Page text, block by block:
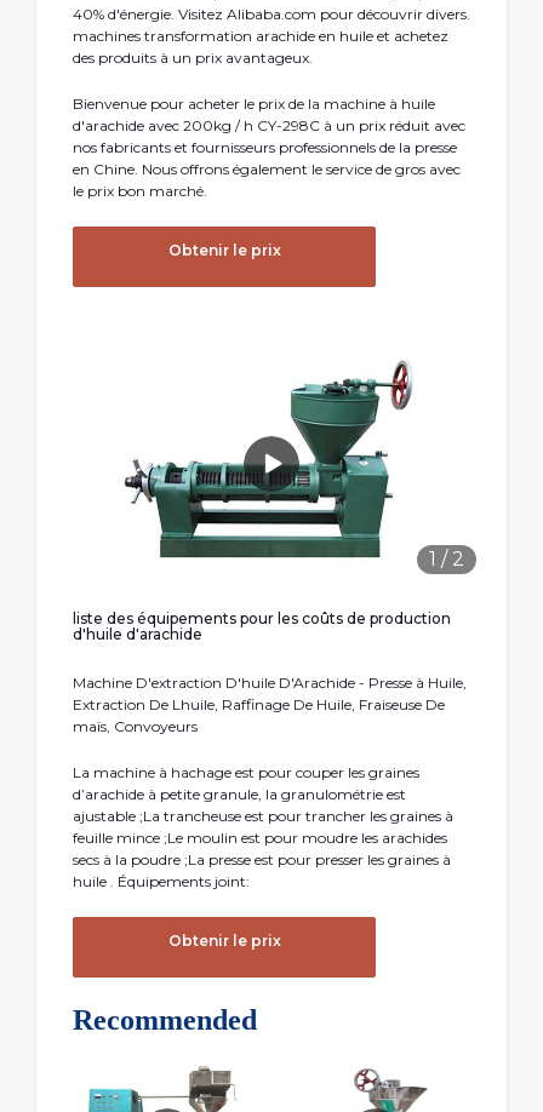
40% d'énergie. Visitez Alibaba.com pour découvrir divers.
machines transformation arachide en huile et achetez
des produits à un prix avantageux.
Bienvenue pour acheter le prix de la machine à huile
d'arachide avec 200kg / h CY-298C à un prix réduit avec
nos fabricants et fournisseurs professionnels de la presse
en Chine. Nous offrons également le service de gros avec
le prix bon marché.
Obtenir le prix
1 / 2
liste des équipements pour les coûts de production
d'huile d'arachide
Machine D'extraction D'huile D'Arachide - Presse à Huile,
Extraction De Lhuile, Raffinage De Huile, Fraiseuse De
maïs, Convoyeurs
La machine à hachage est pour couper les graines
d’arachide à petite granule, la granulométrie est
ajustable ;La trancheuse est pour trancher les graines à
feuille mince ;Le moulin est pour moudre les arachides
secs à la poudre ;La presse est pour presser les graines à
huile . Équipements joint:
Obtenir le prix
Recommended